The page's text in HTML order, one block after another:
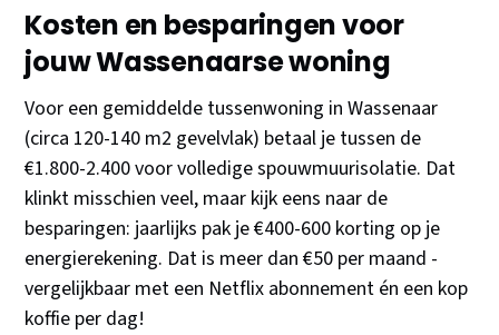
Kosten en besparingen voor
jouw Wassenaarse woning
Voor een gemiddelde tussenwoning in Wassenaar
(circa 120-140 m2 gevelvlak) betaal je tussen de
€1.800-2.400 voor volledige spouwmuurisolatie. Dat
klinkt misschien veel, maar kijk eens naar de
besparingen: jaarlijks pak je €400-600 korting op je
energierekening. Dat is meer dan €50 per maand -
vergelijkbaar met een Netflix abonnement én een kop
koffie per dag!